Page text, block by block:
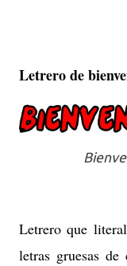
Letrero de
Letrero que
letras gruesas